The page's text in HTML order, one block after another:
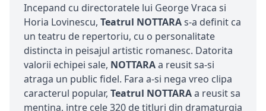
Incepand cu directoratele lui George Vraca si
Horia Lovinescu, Teatrul NOTTARAs-a definit ca
un teatru de repertoriu, cu o personalitate
distincta in peisajul artistic romanesc. Datorita
valorii echipei sale, NOTTARAa reusit sa-si
atraga un public fidel. Fara a-si nega vreo clipa
caracterul popular, Teatrul NOTTARAa reusit sa
mentina, intre cele 320 de titluri din dramaturgia